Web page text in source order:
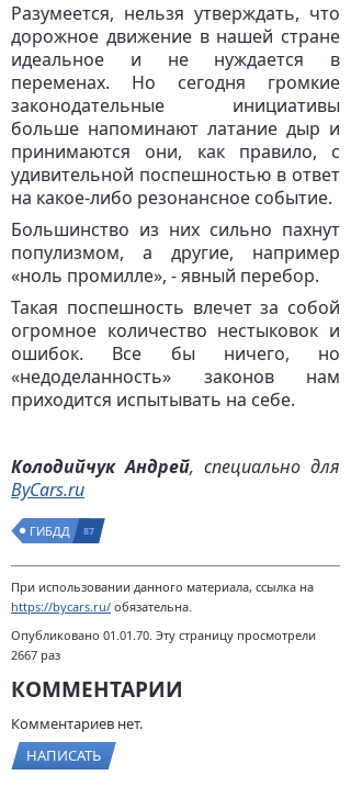
Разумеется, нельзя утверждать, что
дорожное движение в нашей стране
идеальное и не нуждается в
переменах. Но сегодня громкие
законодательные инициативы
больше напоминают латание дыр и
принимаются они, как правило, с
удивительной поспешностью в ответ
на какое-либо резонансное событие.
Большинство из них сильно пахнут
популизмом, а другие, например
«ноль промилле», - явный перебор.
Такая поспешность влечет за собой
огромное количество нестыковок и
ошибок. Все бы ничего, но
«недоделанность» законов нам
приходится испытывать на себе.
Колодийчук Андрей, специально для
ByCars.ru
ГИБДД 87
При использовании данного материала, ссылка на
https://bycars.ru/ обязательна.
Опубликовано 01.01.70. Эту страницу просмотрели
2667 раз
КОММЕНТАРИИ
Комментариев нет.
НАПИСАТЬ